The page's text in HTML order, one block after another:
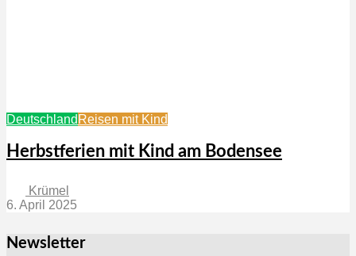
Deutschland Reisen mit Kind
Herbstferien mit Kind am Bodensee
Krümel
6. April 2025
Newsletter